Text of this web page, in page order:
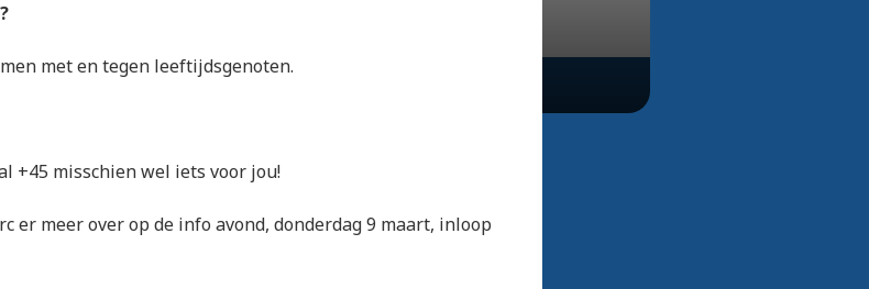
met en tegen leeftijdsgenoten.
+45 misschien wel iets voor jou!
er meer over op de info avond, donderdag 9 maart, inloop